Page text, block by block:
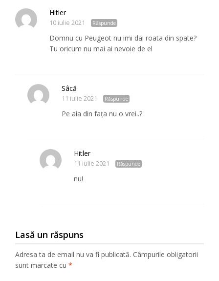
Hitler
10 iulie 2021 Răspunde
Domnu cu Peugeot nu imi dai roata din spate?
Tu oricum nu mai ai nevoie de el
Sâcă
11 iulie 2021 Răspunde
Pe aia din fața nu o vrei..?
Hitler
11 iulie 2021 Răspunde
nu!
Lasă un răspuns
Adresa ta de email nu va fi publicată. Câmpurile obligatorii
sunt marcate cu*